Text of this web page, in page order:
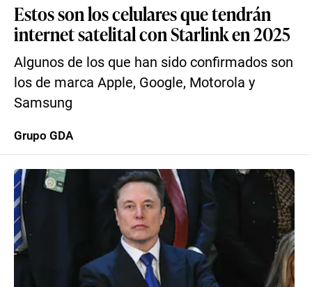
Estos son los celulares que tendrán
internet satelital con Starlink en 2025
Algunos de los que han sido confirmados son
los de marca Apple, Google, Motorola y
Samsung
Grupo GDA